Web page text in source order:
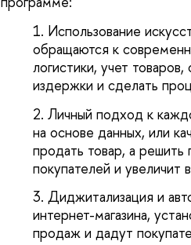
Использование
обращаются к
логистики, учет
издержки и сделать
Личный подход к
на основе данных, или
продать товар, а
покупателей и увеличит
Диджитализация и
интернет-магазина,
продаж и дадут